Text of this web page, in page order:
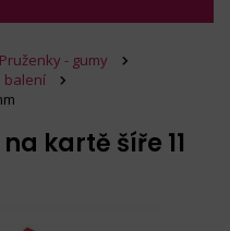
Pruženky - gumy
balení
kartě šíře 11